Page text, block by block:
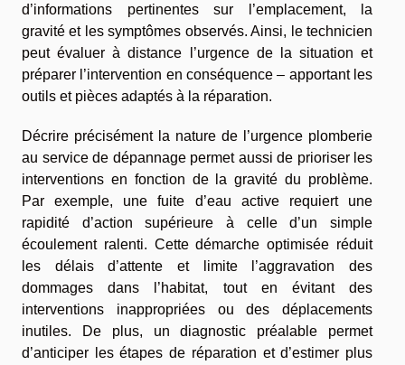
d’informations pertinentes sur l’emplacement, la
gravité et les symptômes observés. Ainsi, le technicien
peut évaluer à distance l’urgence de la situation et
préparer l’intervention en conséquence – apportant les
outils et pièces adaptés à la réparation.
Décrire précisément la nature de l’urgence plomberie
au service de dépannage permet aussi de prioriser les
interventions en fonction de la gravité du problème.
Par exemple, une fuite d’eau active requiert une
rapidité d’action supérieure à celle d’un simple
écoulement ralenti. Cette démarche optimisée réduit
les délais d’attente et limite l’aggravation des
dommages dans l’habitat, tout en évitant des
interventions inappropriées ou des déplacements
inutiles. De plus, un diagnostic préalable permet
d’anticiper les étapes de réparation et d’estimer plus